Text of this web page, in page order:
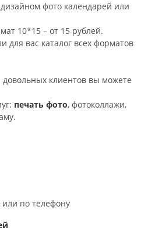
фото календарей или
10*15 – от 15 рублей.
для вас каталог всех форматов
клиентов вы можете
печать фото, фотоколлажи,
или по телефону